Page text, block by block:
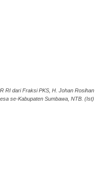
RI dari Fraksi PKS, H. Johan Rosihan
se-Kabupaten Sumbawa, NTB. (Ist)